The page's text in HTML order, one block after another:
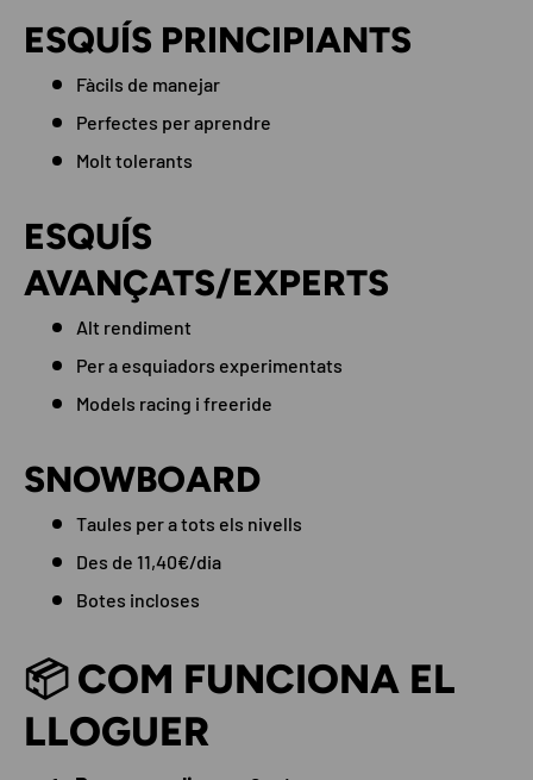
ESQUÍS PRINCIPIANTS
Fàcils de manejar
Perfectes per aprendre
Molt tolerants
ESQUÍS
AVANÇATS/EXPERTS
Alt rendiment
Per a esquiadors experimentats
Models racing i freeride
SNOWBOARD
Taules per a tots els nivells
Des de 11,40€/dia
Botes incloses
📦 COM FUNCIONA EL
LLOGUER